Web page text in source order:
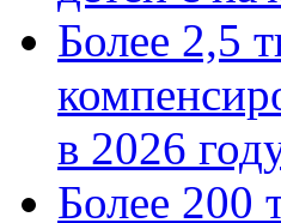
Более 2,5
в 2026
Более 200